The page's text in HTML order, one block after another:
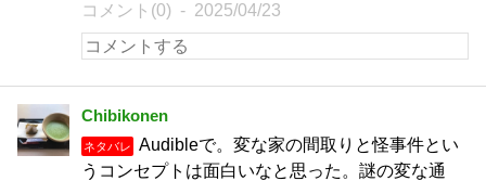
コメント(0) 2025/04/23
Chibikonen
ネタバレ
Audibleで。変な家の間取りと怪事件とい
うコンセプトは面白いなと思った。謎の変な通